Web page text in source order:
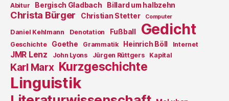
Abitur Bergisch Gladbach Billard um halbzehn
Christa Bürger Christian Stetter Computer
Daniel Kehlmann Denotation Fußball Gedicht
Geschichte Goethe Grammatik Heinrich Böll Internet
JMR Lenz John Lyons Jürgen Rüttgers Kapital
Karl Marx Kurzgeschichte
Linguistik